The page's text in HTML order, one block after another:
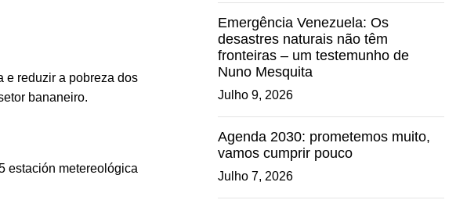
e reduzir a pobreza dos
bananeiro.
Emergência Venezuela: Os
desastres naturais não têm
fronteiras – um testemunho de
Nuno Mesquita
Julho 9, 2026
Agenda 2030: prometemos muito,
vamos cumprir pouco
Julho 7, 2026